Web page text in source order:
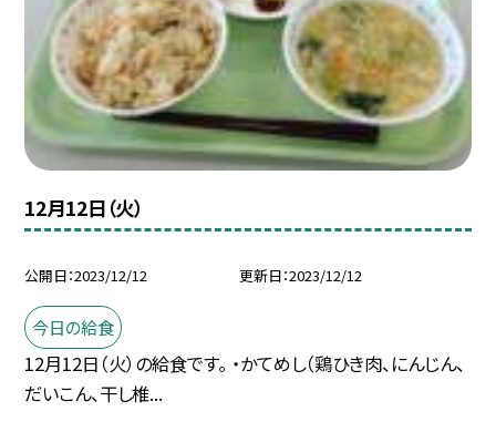
12月12日（火）
公開日 2023/12/12 更新日 2023/12/12
今日の給食
12月12日（火）の給食です。 ・かてめし（鶏ひき肉、にんじん、
だいこん、干し椎...